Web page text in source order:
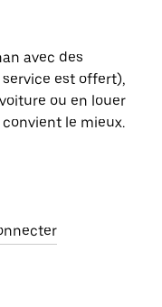
avec des
est offert),
ou en louer
le mieux.